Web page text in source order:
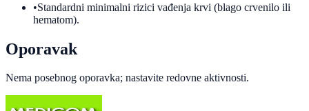
•Standardni minimalni rizici vađenja krvi (blago crvenilo ili
hematom).
Oporavak
Nema posebnog oporavka; nastavite redovne aktivnosti.